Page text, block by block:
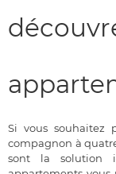
Si vous souhaitez
compagnon à
sont la solution